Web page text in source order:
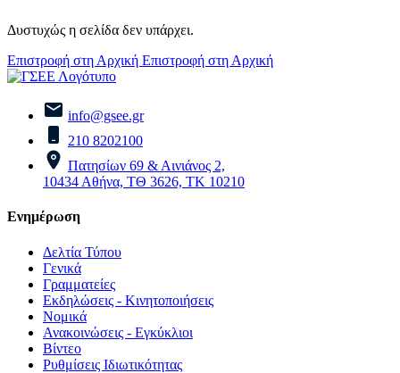
Δυστυχώς η σελίδα δεν υπάρχει.
Επιστροφή στη Αρχική Επιστροφή στη Αρχική
info@gsee.gr
210 8202100
Πατησίων 69 & Αινιάνος 2,
10434 Αθήνα, ΤΘ 3626, ΤΚ 10210
Ενημέρωση
Δελτία Τύπου
Γενικά
Γραμματείες
Εκδηλώσεις - Κινητοποιήσεις
Νομικά
Ανακοινώσεις - Εγκύκλιοι
Βίντεο
Ρυθμίσεις Ιδιωτικότητας